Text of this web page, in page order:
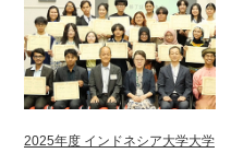
2025年度 インドネシア大学大学